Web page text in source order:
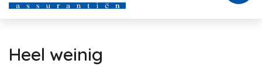
Heel weinig